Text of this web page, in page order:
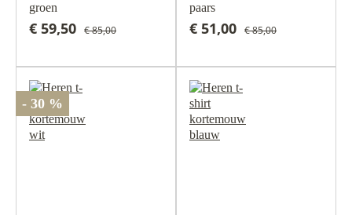
groen
€ 59,50 € 85,00
paars
€ 51,00 € 85,00
- 30 %